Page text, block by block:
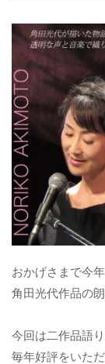
おかげさまで今
角田光代作品の
今回は二作品語り
毎年好評をいた